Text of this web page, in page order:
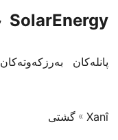
SolarEnergy
پانلەکان بەرزکەوتەکان
Xanî
» گشتی